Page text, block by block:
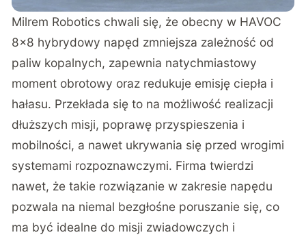
Milrem Robotics chwali się, że obecny w HAVOC
8×8 hybrydowy napęd zmniejsza zależność od
paliw kopalnych, zapewnia natychmiastowy
moment obrotowy oraz redukuje emisję ciepła i
hałasu. Przekłada się to na możliwość realizacji
dłuższych misji, poprawę przyspieszenia i
mobilności, a nawet ukrywania się przed wrogimi
systemami rozpoznawczymi. Firma twierdzi
nawet, że takie rozwiązanie w zakresie napędu
pozwala na niemal bezgłośne poruszanie się, co
ma być idealne do misji zwiadowczych i